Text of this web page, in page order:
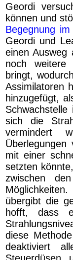
Geordi
können und
Begegnung
Geordi und
einen Ausweg
noch weitere
bringt,
Assimilatoren
hinzugefügt,
sich die
vermindert
mit einer
setzten
zwischen
übergibt die
hofft, dass
diese
deaktiviert